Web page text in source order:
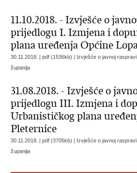
11.10.2018. - Izvješće o
prijedlogu I. Izmjena i
plana uređenja Općine
30.11.2018. | pdf (1536kb) | Izvješće o javnoj raspravi
županija
31.08.2018. - Izvješće o
prijedlogu III. Izmjena i
Urbanističkog plana
Pleternice
30.11.2018. | pdf (3705kb) | Izvješće o javnoj raspravi
županija